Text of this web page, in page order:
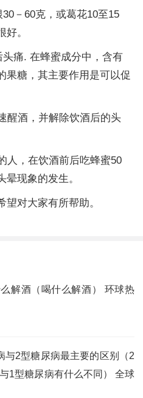
－60克，或葛花10至15
。
痛. 在蜂蜜成分中，含有
果糖，其主要作用是可以促
醒酒，并解除饮酒后的头
人，在饮酒前后吃蜂蜜50
现象的发生。
对大家有所帮助。
解酒（喝什么解酒） 环球热
与2型糖尿病最主要的区别（2
1型糖尿病有什么不同） 全球